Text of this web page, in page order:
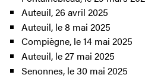
Auteuil, 26 avril 2025
Auteuil, le 8 mai 2025
Compiègne, le 14 mai 2025
Auteuil, le 27 mai 2025
Senonnes, le 30 mai 2025